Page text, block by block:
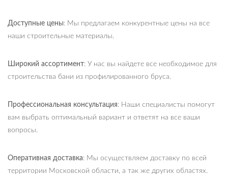
Доступные цены: Мы предлагаем конкурентные цены на все
наши строительные материалы.
Широкий ассортимент: У нас вы найдете все необходимое для
строительства бани из профилированного бруса.
Профессиональная консультация: Наши специалисты помогут
вам выбрать оптимальный вариант и ответят на все ваши
вопросы.
Оперативная доставка: Мы осуществляем доставку по всей
территории Московской области, а так же других областях.